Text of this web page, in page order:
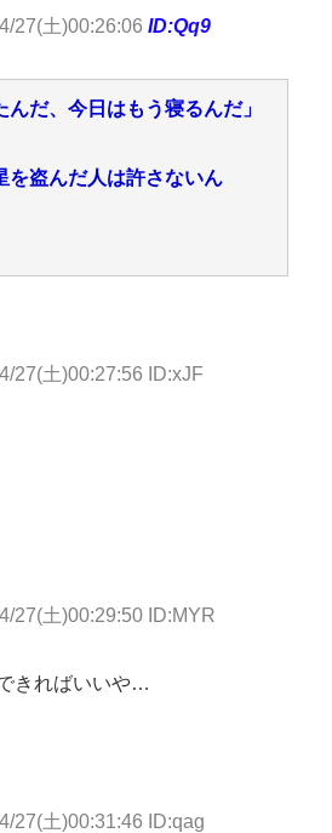
27(土)00:26:06 ID:Qq9
だ、今日はもう寝るんだ」
を盗んだ人は許さないん
27(土)00:27:56 ID:xJF
27(土)00:29:50 ID:MYR
きればいいや…
27(土)00:31:46 ID:qag